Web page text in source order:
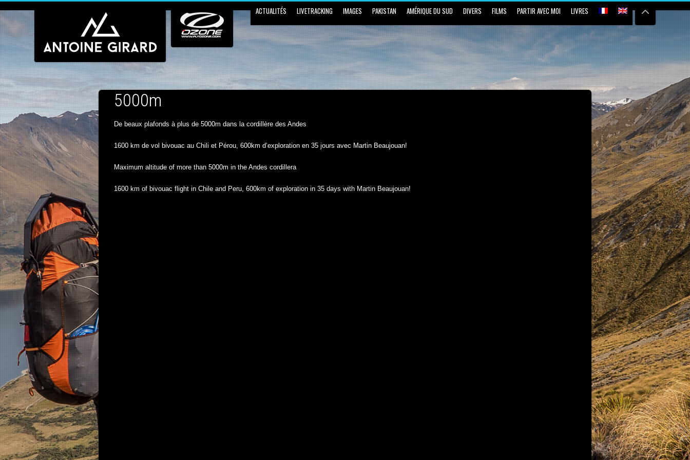
ACTUALITÉS LIVETRACKING IMAGES PAKISTAN AMÉRIQUE DU SUD DIVERS FILMS PARTIR AVEC MOI LIVRES
5000m
De beaux plafonds à plus de 5000m dans la cordillère des Andes
1600 km de vol bivouac au Chili et Pérou, 600km d’exploration en 35 jours avec Martin Beaujouan!
Maximum altitude of more than 5000m in the Andes cordillera
1600 km of bivouac flight in Chile and Peru, 600km of exploration in 35 days with Martin Beaujouan!